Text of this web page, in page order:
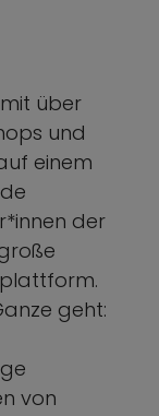
über
und
einem
der
geht:
von